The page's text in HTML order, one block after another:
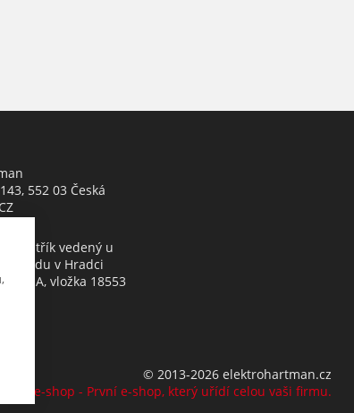
552 03 Česká
rejstřík vedený u
soudu v Hradci
A, vložka 18553
© 2013-2026 elektrohartman.cz
K2 e-shop - První e-shop, který uřídí celou vaši firmu.